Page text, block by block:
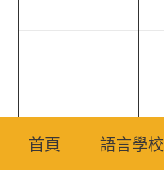
首頁 語言學校